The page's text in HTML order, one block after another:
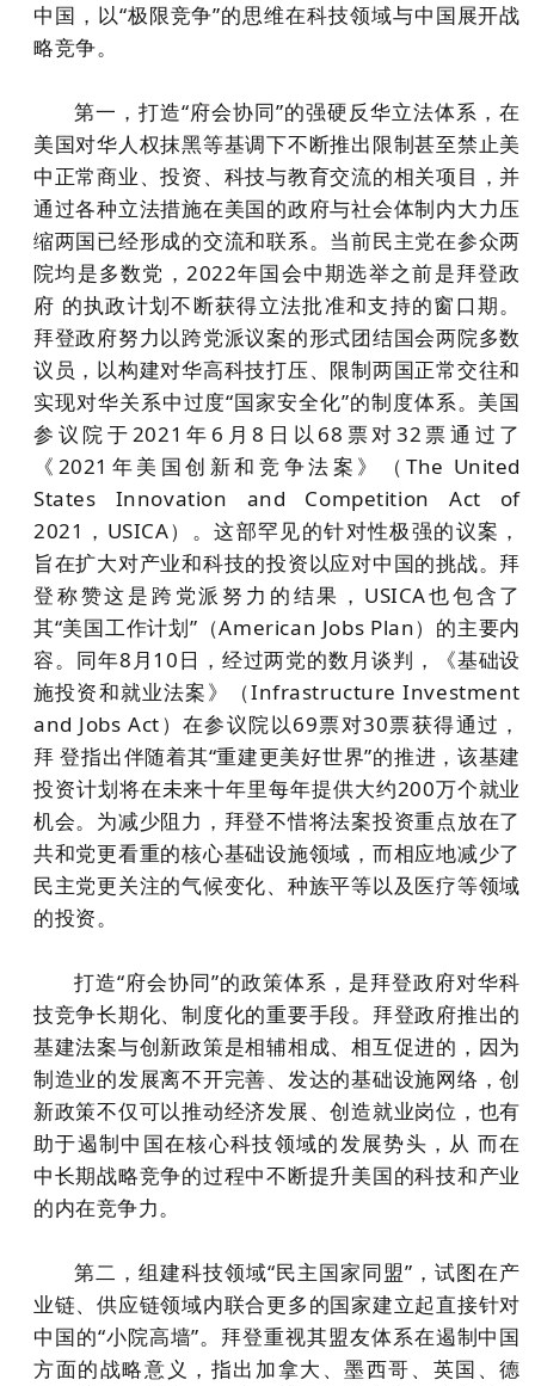
中国，以“极限竞争”的思维在科技领域与中国展开战
略竞争。
第一，打造“府会协同”的强硬反华立法体系，在
美国对华人权抹黑等基调下不断推出限制甚至禁止美
中正常商业、投资、科技与教育交流的相关项目，并
通过各种立法措施在美国的政府与社会体制内大力压
缩两国已经形成的交流和联系。当前民主党在参众两
院均是多数党，2022年国会中期选举之前是拜登政
府 的执政计划不断获得立法批准和支持的窗口期。
拜登政府努力以跨党派议案的形式团结国会两院多数
议员，以构建对华高科技打压、限制两国正常交往和
实现对华关系中过度“国家安全化”的制度体系。美国
参议院于2021年6月8日以68票对32票通过了
《2021年美国创新和竞争法案》（The United
States Innovation and Competition Act of
2021，USICA）。这部罕见的针对性极强的议案，
旨在扩大对产业和科技的投资以应对中国的挑战。拜
登称赞这是跨党派努力的结果，USICA也包含了
其“美国工作计划”（American Jobs Plan）的主要内
容。同年8月10日，经过两党的数月谈判，《基础设
施投资和就业法案》（Infrastructure Investment
and Jobs Act）在参议院以69票对30票获得通过，
拜 登指出伴随着其“重建更美好世界”的推进，该基建
投资计划将在未来十年里每年提供大约200万个就业
机会。为减少阻力，拜登不惜将法案投资重点放在了
共和党更看重的核心基础设施领域，而相应地减少了
民主党更关注的气候变化、种族平等以及医疗等领域
的投资。
打造“府会协同”的政策体系，是拜登政府对华科
技竞争长期化、制度化的重要手段。拜登政府推出的
基建法案与创新政策是相辅相成、相互促进的，因为
制造业的发展离不开完善、发达的基础设施网络，创
新政策不仅可以推动经济发展、创造就业岗位，也有
助于遏制中国在核心科技领域的发展势头，从 而在
中长期战略竞争的过程中不断提升美国的科技和产业
的内在竞争力。
第二，组建科技领域“民主国家同盟”，试图在产
业链、供应链领域内联合更多的国家建立起直接针对
中国的“小院高墙”。拜登重视其盟友体系在遏制中国
方面的战略意义，指出加拿大、墨西哥、英国、德